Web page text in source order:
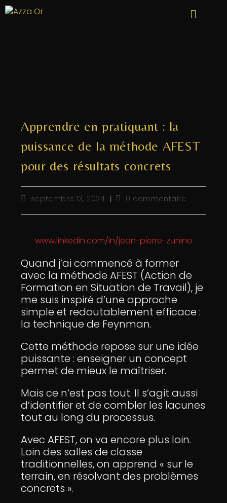
Apprendre en pratiquant : la
puissance de la méthode AFEST
pour des résultats concrets
septembre 13, 2024 0 commentaire
www.linkedin.com/in/jean-pierre-zunino
Quand j’ai commencé à former
avec la méthode AFEST (Action de
Formation en Situation de Travail), je
me suis inspiré d’une approche
simple et redoutablement efficace :
la technique de Feynman.
Cette méthode repose sur une idée
puissante : enseigner un concept
permet de mieux le maîtriser.
Mais ce n’est pas tout. Il s’agit aussi
d’identifier et de combler les lacunes
tout au long du processus.
Avec AFEST, on va encore plus loin.
Loin des salles de classe
traditionnelles, on apprend « sur le
terrain, en résolvant des problèmes
concrets ».